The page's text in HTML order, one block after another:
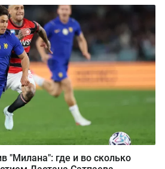
"Милана": где и во сколько